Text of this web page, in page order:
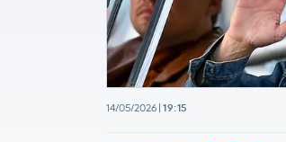
14/05/2026 19:15